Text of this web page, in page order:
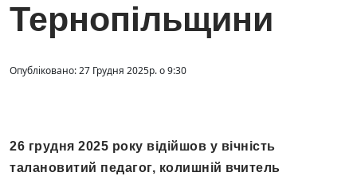
Тернопільщини
Опубліковано: 27 Грудня 2025р. о 9:30
26 грудня 2025 року відійшов у вічність
талановитий педагог, колишній вчитель